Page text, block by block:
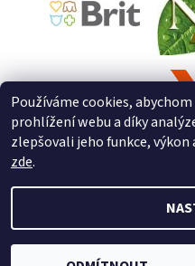
2026 © ZooZverimex, všechna
Používáme cookies,
prohlížení webu a díky
zlepšovali jeho funkce,
zde.